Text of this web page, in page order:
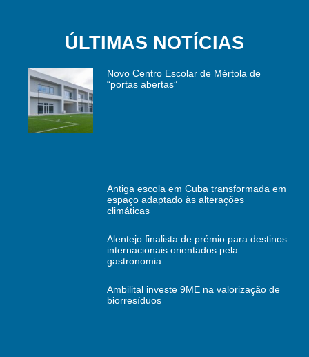
ÚLTIMAS NOTÍCIAS
Novo Centro Escolar de Mértola de
“portas abertas”
Antiga escola em Cuba transformada em
espaço adaptado às alterações
climáticas
Alentejo finalista de prémio para destinos
internacionais orientados pela
gastronomia
Ambilital investe 9ME na valorização de
biorresíduos